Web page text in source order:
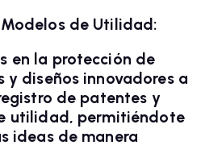
de Utilidad:
en la protección de
y diseños innovadores a
de patentes y
utilidad, permitiéndote
ideas de manera